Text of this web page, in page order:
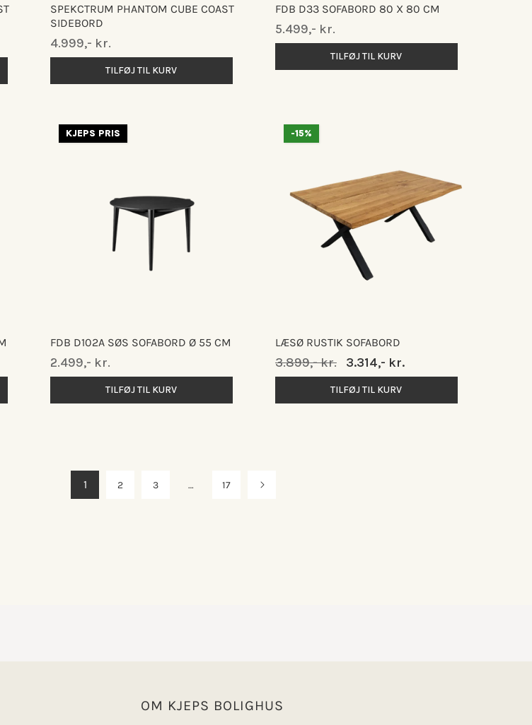
SPEKCTRUM PHANTOM CUBE COAST
SIDEBORD
Normalpris
4.999,- kr.
TILFØJ TIL KURV
FDB D33 SOFABORD 80 X 80 CM
Normalpris
5.499,- kr.
TILFØJ TIL KURV
KJEPS PRIS
FDB D102A SØS SOFABORD Ø 55 CM
Normalpris
2.499,- kr.
TILFØJ TIL KURV
-15%
LÆSØ RUSTIK SOFABORD
Normalpris
3.899,- kr. Udsalgspris
3.314,- kr.
TILFØJ TIL KURV
1 2 3 … 17
OM KJEPS BOLIGHUS